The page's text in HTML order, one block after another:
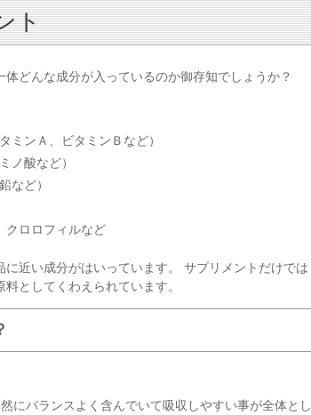
ト
どんな成分が入っているのか御存知でしょうか？
ミンＡ、ビタミンＢなど）
ノ酸など）
など）
ロロフィルなど
近い成分がはいっています。 サプリメントだけでは
としてくわえられています。
にバランスよく含んでいて吸収しやすい事が全体とし